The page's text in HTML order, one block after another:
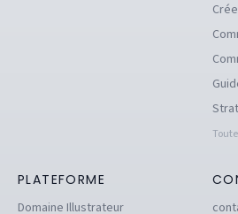
PLATEFORME
Domaine Illustrateur